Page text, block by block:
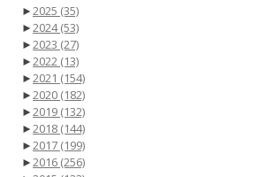
►2025 (35)
►2024(53)
►2023 (27)
►2022 (13)
►2021 (154)
►2020 (182)
►2019 (132)
►2018 (144)
►2017 (199)
►2016 (256)